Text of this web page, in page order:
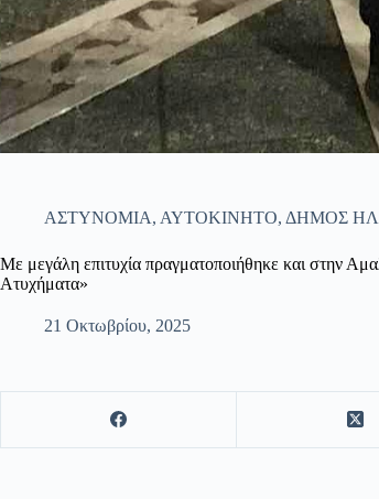
ΑΣΤΥΝΟΜΙΑ, ΑΥΤΟΚΙΝΗΤΟ, ΔΗΜΟΣ
Με μεγάλη επιτυχία πραγματοποιήθηκε και στην
Ατυχήματα»
21 Οκτωβρίου, 2025